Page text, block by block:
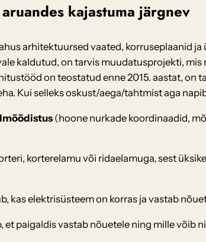
kajastuma järgnev
arhitektuursed vaated, korruseplaanid
kaldutud, on tarvis muudatusprojekti,
on teostatud enne 2015. aastat, on
Kui selleks oskust/aega/tahtmist aga
(hoone nurkade koordinaadid,
korterelamu või ridaelamuga, sest
kas elektrisüsteem on korras ja vastab
et paigaldis vastab nõuetele ning mille võib